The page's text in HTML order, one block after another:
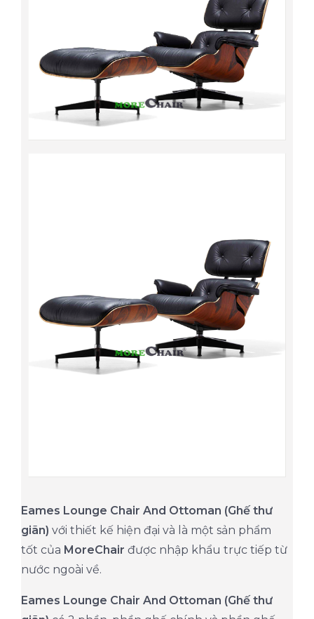
Eames Lounge Chair And Ottoman (Ghế thư
giãn) với thiết kế hiện đại và là một sản phẩm
tốt của MoreChair được nhập khẩu trực tiếp từ
nước ngoài về.
Eames Lounge Chair And Ottoman (Ghế thư